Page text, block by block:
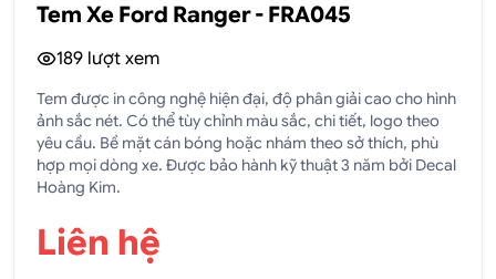
Tem Xe Ford Ranger - FRA045
189 lượt xem
Tem được in công nghệ hiện đại, độ phân giải cao cho hình
ảnh sắc nét. Có thể tùy chỉnh màu sắc, chi tiết, logo theo
yêu cầu. Bề mặt cán bóng hoặc nhám theo sở thích, phù
hợp mọi dòng xe. Được bảo hành kỹ thuật 3 năm bởi Decal
Hoàng Kim.
Liên hệ